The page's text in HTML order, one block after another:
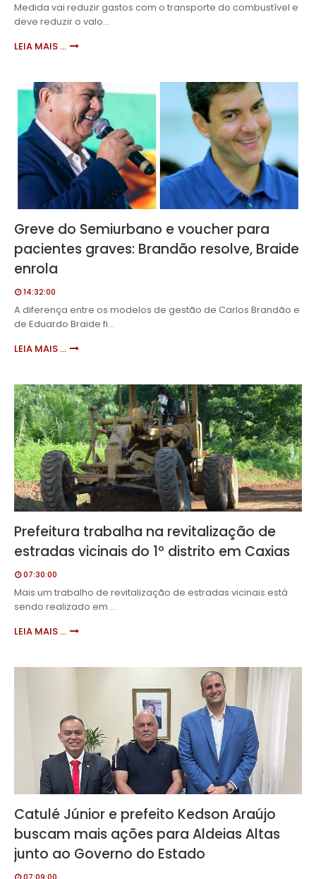
Medida vai reduzir gastos com o transporte do combustível e
deve reduzir o valo…
LEIA MAIS ...
Greve do Semiurbano e voucher para
pacientes graves: Brandão resolve, Braide
enrola
14:32:00
A diferença entre os modelos de gestão de Carlos Brandão e
de Eduardo Braide fi…
LEIA MAIS ...
Prefeitura trabalha na revitalização de
estradas vicinais do 1º distrito em Caxias
07:30:00
Mais um trabalho de revitalização de estradas vicinais está
sendo realizado em …
LEIA MAIS ...
Catulé Júnior e prefeito Kedson Araújo
buscam mais ações para Aldeias Altas
junto ao Governo do Estado